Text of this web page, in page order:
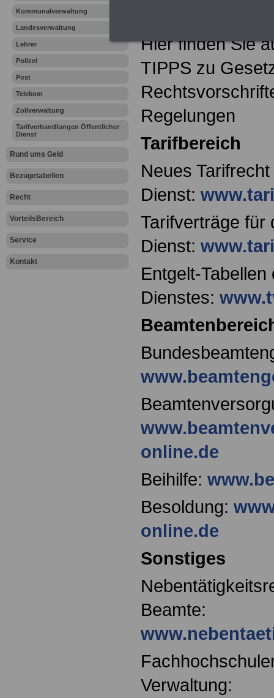
Kommunalverwaltung
Landesverwaltung
Lehrer
Polizei
Post
Telekom
Zollverwaltung
Tarifverhandlungen Öffentlicher
Dienst
Rund ums Geld
Bezügetabellen
Recht
VorteilsBereich
Service
Kontakt
Hier finden Sie
TIPPS zu
Regelungen
Tarifbereich
Neues
Dienst:
Tarifverträge für
Dienst:
Entgelt-
Dienstes:
online.de
Beihilfe:
Besoldung:
online.de
Sonstiges
Beamte:
Verwaltung: